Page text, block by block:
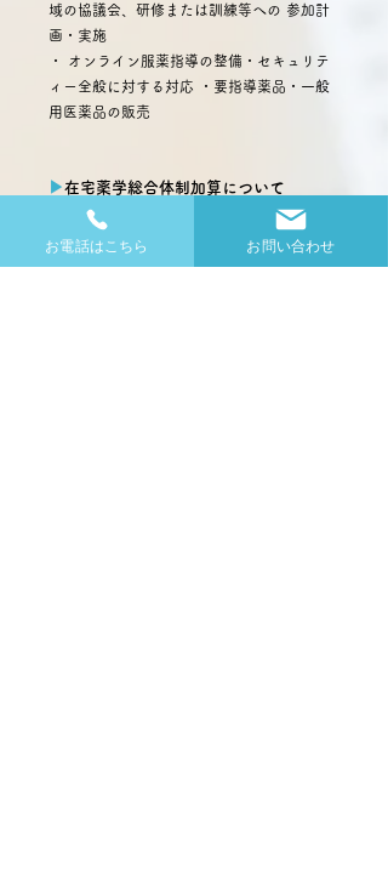
域の協議会、研修または訓練等への 参加計
画・実施
・ オンライン服薬指導の整備・セキュリテ
ィー全般に対する対応 ・要指導薬品・一般
用医薬品の販売
▶︎在宅薬学総合体制加算について
在宅薬学総合体制加算1
当薬局は以下の基準を満たし、在宅薬学総合
お電話はこちら お問い合わせ